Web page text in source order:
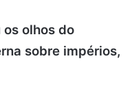
os olhos do
sobre impérios,